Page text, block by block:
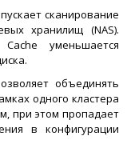
сканирование
хранилищ (NAS).
уменьшается
объединять
одного кластера
при этом пропадает
в конфигурации